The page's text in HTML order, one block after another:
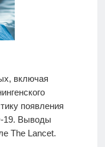
включая
появления
19. Выводы
The Lancet.